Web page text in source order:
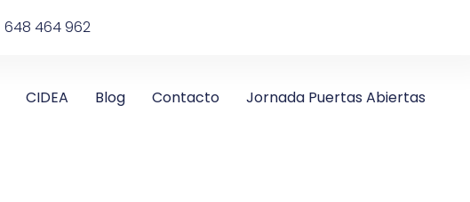
648 464 962
CIDEA Blog Contacto Jornada Puertas Abiertas